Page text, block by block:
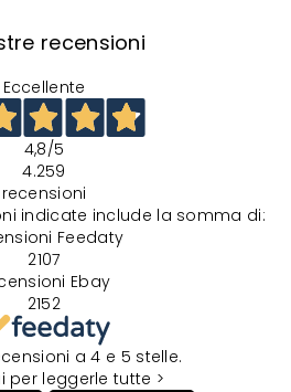
recensioni
Eccellente
4,8/5
4.259
recensioni
indicate include la somma di:
Feedaty
2107
Ebay
2152
a 4 e 5 stelle.
per leggerle tutte >